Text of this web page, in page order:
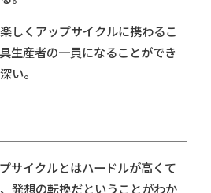
しくアップサイクルに携わるこ
生産者の一員になることができ
い。
サイクルとはハードルが高くて
発想の転換だということがわか